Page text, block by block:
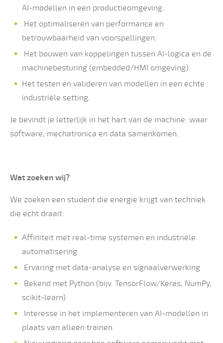
AI-modellen in een productieomgeving.
Het optimaliseren van performance en
betrouwbaarheid van voorspellingen.
Het bouwen van koppelingen tussen AI-logica en de
machinebesturing (embedded/HMI omgeving).
Het testen en valideren van modellen in een echte
industriële setting.
Je bevindt je letterlijk in het hart van de machine: waar
software, mechatronica en data samenkomen.
Wat zoeken wij?
We zoeken een student die energie krijgt van techniek
die echt draait:
Affiniteit met real-time systemen en industriële
automatisering
Ervaring met data-analyse en signaalverwerking
Bekend met Python (bijv. TensorFlow/Keras, NumPy,
scikit-learn)
Interesse in het implementeren van AI-modellen in
plaats van alleen trainen